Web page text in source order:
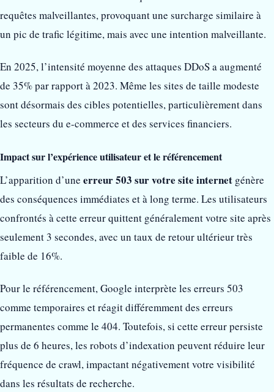
requêtes malveillantes, provoquant une surcharge similaire à
un pic de trafic légitime, mais avec une intention malveillante.
En 2025, l’intensité moyenne des attaques DDoS a augmenté
de 35% par rapport à 2023. Même les sites de taille modeste
sont désormais des cibles potentielles, particulièrement dans
les secteurs du e-commerce et des services financiers.
Impact sur l’expérience utilisateur et le référencement
L’apparition d’une erreur 503 sur votre site internet génère
des conséquences immédiates et à long terme. Les utilisateurs
confrontés à cette erreur quittent généralement votre site après
seulement 3 secondes, avec un taux de retour ultérieur très
faible de 16%.
Pour le référencement, Google interprète les erreurs 503
comme temporaires et réagit différemment des erreurs
permanentes comme le 404. Toutefois, si cette erreur persiste
plus de 6 heures, les robots d’indexation peuvent réduire leur
fréquence de crawl, impactant négativement votre visibilité
dans les résultats de recherche.